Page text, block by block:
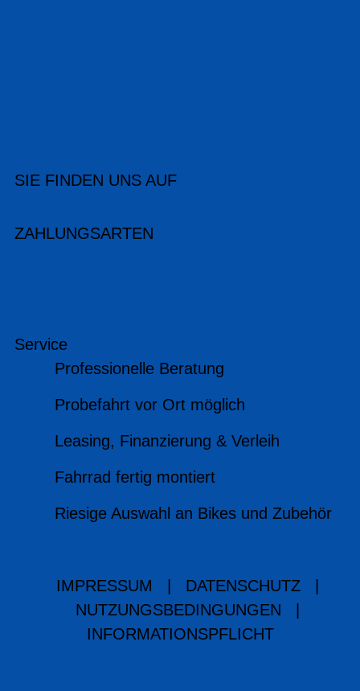
SIE FINDEN UNS AUF
ZAHLUNGSARTEN
Service
Professionelle Beratung
Probefahrt vor Ort möglich
Leasing, Finanzierung & Verleih
Fahrrad fertig montiert
Riesige Auswahl an Bikes und Zubehör
IMPRESSUM DATENSCHUTZ
NUTZUNGSBEDINGUNGEN
INFORMATIONSPFLICHT